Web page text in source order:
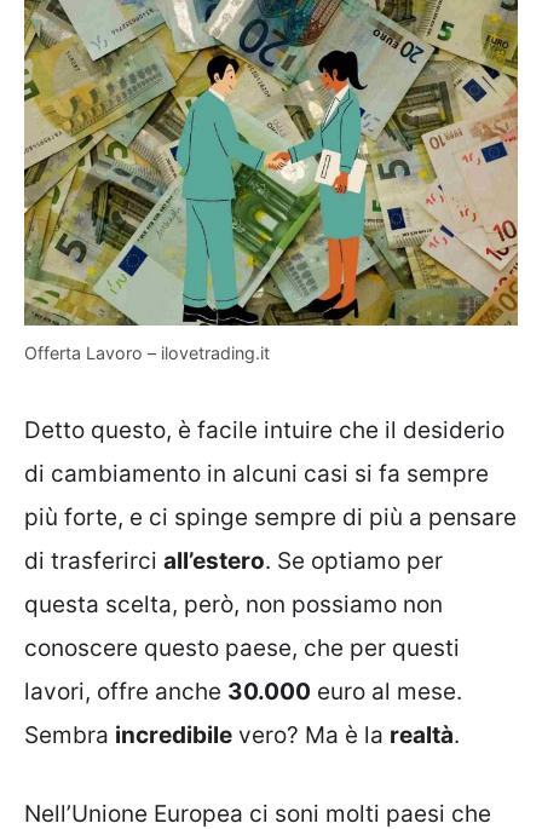
Offerta Lavoro – ilovetrading.it
Detto questo, è facile intuire che il desiderio
di cambiamento in alcuni casi si fa sempre
più forte, e ci spinge sempre di più a pensare
di trasferirci all’estero. Se optiamo per
questa scelta, però, non possiamo non
conoscere questo paese, che per questi
lavori, offre anche 30.000 euro al mese.
Sembra incredibile vero? Ma è la realtà.
Nell’Unione Europea ci soni molti paesi che